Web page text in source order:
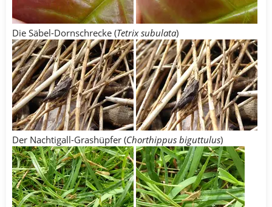
Die Säbel-Dornschrecke (Tetrix subulata)
Der Nachtigall-Grashüpfer (Chorthippus biguttulus)